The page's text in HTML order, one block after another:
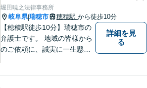
堀田暁之法律事務所
岐阜県|瑞穂市 穂積駅 から徒歩10分
【穂積駅徒歩10分】瑞穂市の
弁護士です。 地域の皆様から
のご依頼に、誠実に一生懸命
詳細を見
る